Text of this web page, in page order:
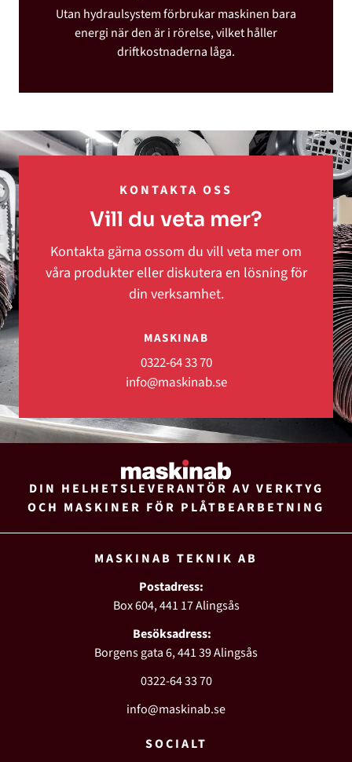
Utan hydraulsystem förbrukar maskinen bara
energi när den är i rörelse, vilket håller
driftkostnaderna låga.
KONTAKTA OSS
Vill du veta mer?
Kontakta gärna ossom du vill veta mer om
våra produkter eller diskutera en lösning för
din verksamhet.
MASKINAB
0322-64 33 70
info@maskinab.se
DIN HELHETSLEVERANTÖR AV VERKTYG
OCH MASKINER FÖR PLÅTBEARBETNING
MASKINAB TEKNIK AB
Postadress:
Box 604, 441 17 Alingsås
Besöksadress:
Borgens gata 6, 441 39 Alingsås
0322-64 33 70
info@maskinab.se
SOCIALT